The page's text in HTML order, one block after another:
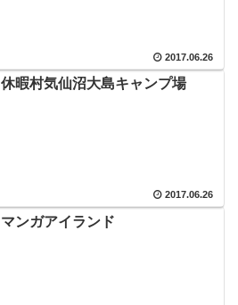
2017.06.26
休暇村気仙沼大島キャンプ場
2017.06.26
マンガアイランド